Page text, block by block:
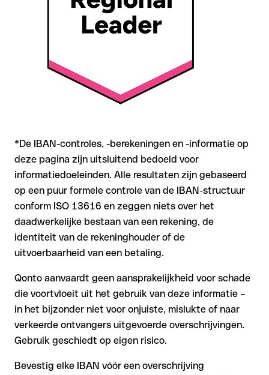
bevestig de IBAN bij twijfel direct bij de ontvanger. Vooral bij
grotere bedragen of nieuwe zakenrelaties is deze
*De IBAN-controles, -berekeningen en -informatie op
deze pagina zijn uitsluitend bedoeld voor
informatiedoeleinden. Alle resultaten zijn gebaseerd
op een puur formele controle van de IBAN-structuur
conform ISO 13616 en zeggen niets over het
daadwerkelijke bestaan van een rekening, de
identiteit van de rekeninghouder of de
uitvoerbaarheid van een betaling.
Qonto aanvaardt geen aansprakelijkheid voor schade
die voortvloeit uit het gebruik van deze informatie –
in het bijzonder niet voor onjuiste, mislukte of naar
verkeerde ontvangers uitgevoerde overschrijvingen.
Gebruik geschiedt op eigen risico.
Bevestig elke IBAN vóór een overschrijving